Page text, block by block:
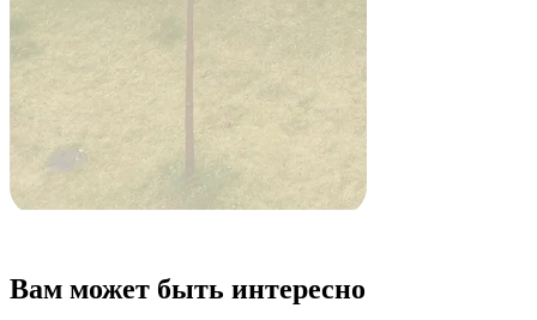
Вам может быть интересно